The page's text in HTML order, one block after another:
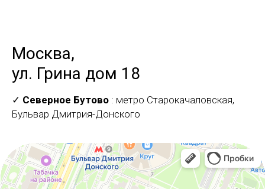
Москва,
ул. Грина дом 18
✓ Северное Бутово : метро Старокачаловская,
Бульвар Дмитрия-Донского